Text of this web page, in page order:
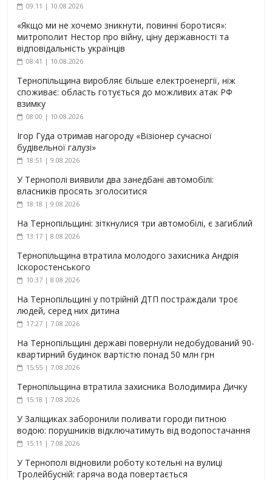
09:11 | 10.08.2026
«Якщо ми не хочемо зникнути, повинні боротися»:
митрополит Нестор про війну, ціну державності та
відповідальність українців
08:41 | 10.08.2026
Тернопільщина виробляє більше електроенергії, ніж
споживає: область готується до можливих атак РФ
взимку
08:00 | 10.08.2026
Ігор Гуда отримав нагороду «Візіонер сучасної
будівельної галузі»
18:51 | 9.08.2026
У Тернополі виявили два занедбані автомобілі:
власників просять зголоситися
18:18 | 9.08.2026
На Тернопільщині: зіткнулися три автомобілі, є загиблий
13:17 | 8.08.2026
Тернопільщина втратила молодого захисника Андрія
Іскоростенського
10:37 | 8.08.2026
На Тернопільщині у потрійній ДТП постраждали троє
людей, серед них дитина
17:27 | 7.08.2026
На Тернопільщині державі повернули недобудований 90-
квартирний будинок вартістю понад 50 млн грн
15:55 | 7.08.2026
Тернопільщина втратила захисника Володимира Дичку
15:18 | 7.08.2026
У Заліщиках заборонили поливати городи питною
водою: порушників відключатимуть від водопостачання
15:11 | 7.08.2026
У Тернополі відновили роботу котельні на вулиці
Тролейбусній: гаряча вода повертається